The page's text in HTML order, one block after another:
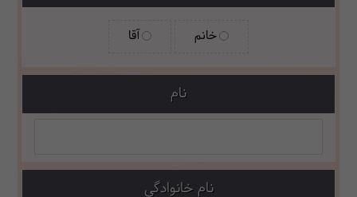
خانم آقا
نام
نام خانوادگی